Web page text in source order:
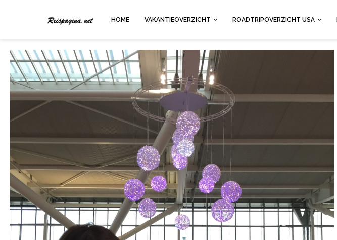
HOME VAKANTIEOVERZICHT ROADTRIPOVERZICHT USA